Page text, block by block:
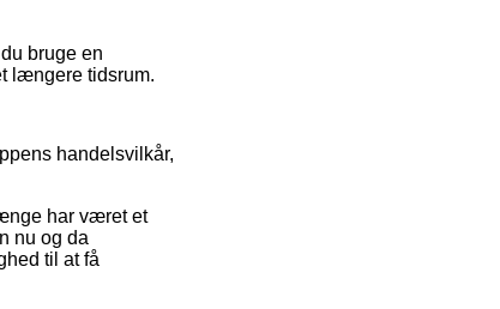
bruge en
længere tidsrum.
handelsvilkår,
har været et
nu og da
til at få